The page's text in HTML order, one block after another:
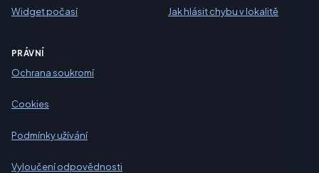
Widget počasí Jak hlásit chybu v lokalitě
PRÁVNÍ
Ochrana soukromí
Cookies
Podmínky užívání
Vyloučení odpovědnosti